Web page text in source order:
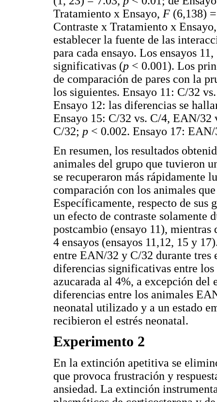
Tratamiento x Ensayo, F (6,138)
Contraste x Tratamiento x
establecer la fuente de las
para cada ensayo. Los ensayos
significativas (p < 0.001). Los
de comparación de pares con la
los siguientes. Ensayo 11: C/32
Ensayo 12: las diferencias se
Ensayo 15: C/32 vs. C/4, EAN/32
C/32; p < 0.002. Ensayo 17:
En resumen, los resultados
animales del grupo que tuvieron
se recuperaron más rápidamente
comparación con los animales
Específicamente, respecto de
un efecto de contraste solamente
postcambio (ensayo 11),
4 ensayos (ensayos 11,12, 15 y
entre EAN/32 y C/32 durante tres
diferencias significativas entre
azucarada al 4%, a excepción del
diferencias entre los animales
neonatal utilizado y a un estado
recibieron el estrés neonatal.
Experimento 2
En la extinción apetitiva se
que provoca frustración y
ansiedad. La extinción